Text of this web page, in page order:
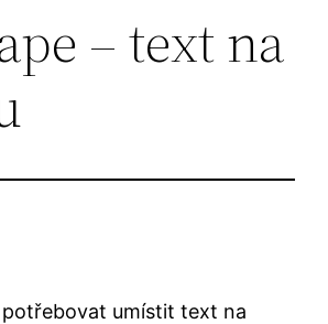
– text na
umístit text na